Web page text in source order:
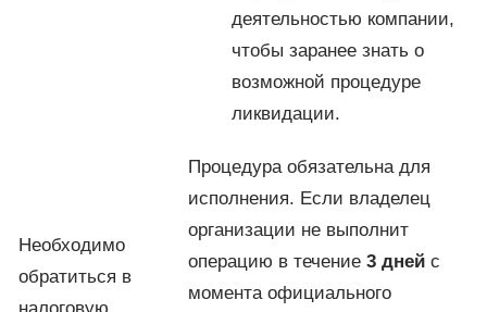
деятельностью компании,
чтобы заранее знать о
возможной процедуре
ликвидации.
Необходимо
обратиться в
Процедура обязательна для
исполнения. Если владелец
организации не выполнит
операцию в течение 3 днейс
момента официального